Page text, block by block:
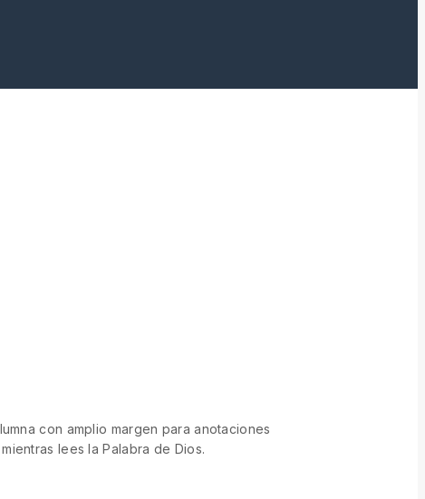
con amplio margen para anotaciones
lees la Palabra de Dios.